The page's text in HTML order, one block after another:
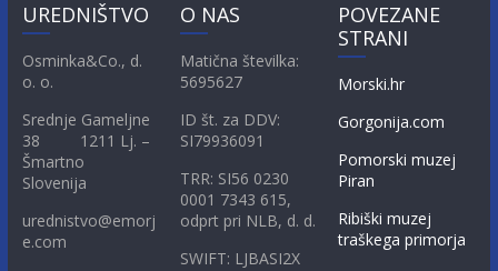
UREDNIŠTVO
Osminka&Co., d.
o. o.
Srednje Gameljne
38 1211 Lj. –
Šmartno
Slovenija
urednistvo@emorj
e.com
O NAS
Matična številka:
5695627
ID št. za DDV:
SI79936091
TRR: SI56 0230
0001 7343 615,
odprt pri NLB, d. d.
SWIFT: LJBASI2X
POVEZANE
STRANI
Morski.hr
Gorgonija.com
Pomorski muzej
Piran
Ribiški muzej
traškega primorja